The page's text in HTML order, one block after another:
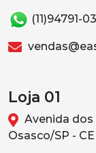
(11)94791-
Loja 01
Avenida
Osasco/SP -